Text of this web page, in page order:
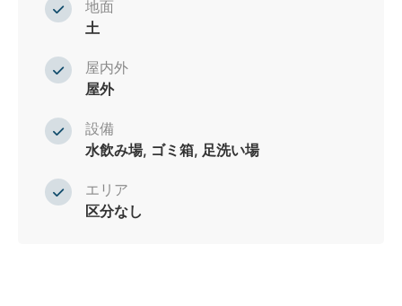
地面
土
屋内外
屋外
設備
水飲み場, ゴミ箱, 足洗い場
エリア
区分なし